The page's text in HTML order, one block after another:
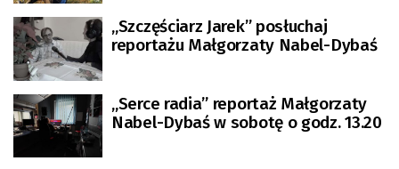
„Szczęściarz Jarek” posłuchaj
reportażu Małgorzaty Nabel-Dybaś
„Serce radia” reportaż Małgorzaty
Nabel-Dybaś w sobotę o godz. 13.20